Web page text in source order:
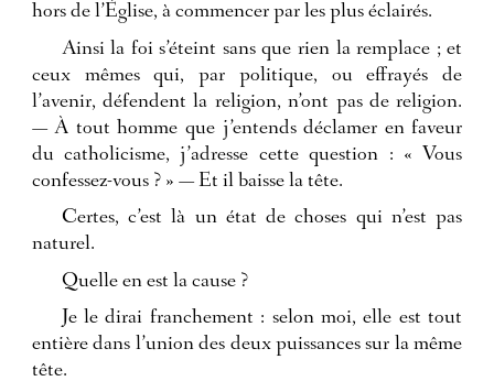
hors de l’Église, à commencer par les plus éclairés.
Ainsi la foi s’éteint sans que rien la remplace ; et
ceux mêmes qui, par politique, ou effrayés de
l’avenir, défendent la religion, n’ont pas de religion.
— À tout homme que j’entends déclamer en faveur
du catholicisme, j’adresse cette question : « Vous
confessez-vous ? » — Et il baisse la tête.
Certes, c’est là un état de choses qui n’est pas
naturel.
Quelle en est la cause ?
Je le dirai franchement : selon moi, elle est tout
entière dans l’union des deux puissances sur la même
tête.